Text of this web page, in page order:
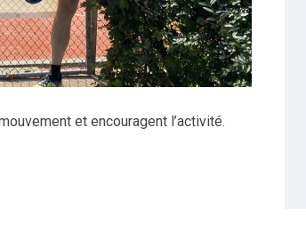
et encouragent l’activité.